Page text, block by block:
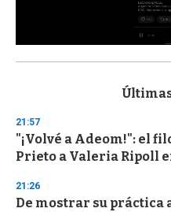
s
d
s
o
f
3
s
21:57
"¡Volvé a Adeom!": el
Prieto a Valeria Ripoll
21:26
De mostrar su